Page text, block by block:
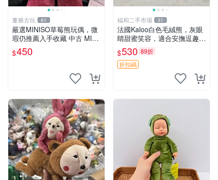
董爺古玩 61
嚴選MINISO草莓熊玩偶，微
瑕仍推薦入手收藏 中古 MINI
SO 草莓熊 玩具 收藏
$450
福和二手市場 31
法國Kaloo白色毛絨熊，灰眼
睛甜蜜笑容，適合安撫逗趣可
愛，柔軟面料手感佳。14 白
色安撫熊 毛絨玩具 寶寶逗樂
具
$530 89折
折扣碼